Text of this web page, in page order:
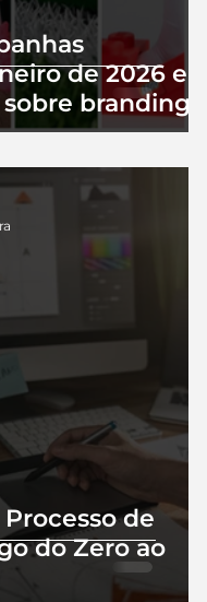
de 2026 e
branding
de
do Zero ao